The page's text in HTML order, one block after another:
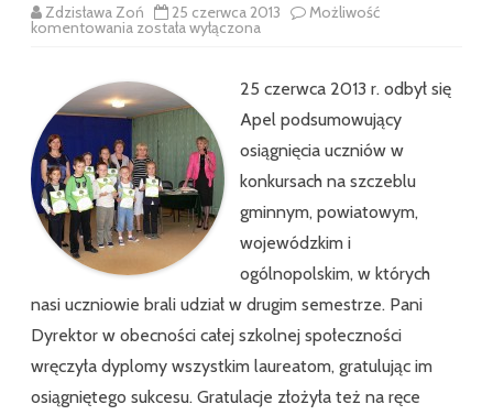
Zdzisława Zoń 25 czerwca 2013 Możliwość
komentowania Podsumowanie
II/2013
została wyłączona
25 czerwca 2013 r. odbył się
Apel podsumowujący
osiągnięcia uczniów w
konkursach na szczeblu
gminnym, powiatowym,
wojewódzkim i
ogólnopolskim, w których
nasi uczniowie brali udział w drugim semestrze. Pani
Dyrektor w obecności całej szkolnej społeczności
wręczyła dyplomy wszystkim laureatom, gratulując im
osiągniętego sukcesu. Gratulacje złożyła też na ręce